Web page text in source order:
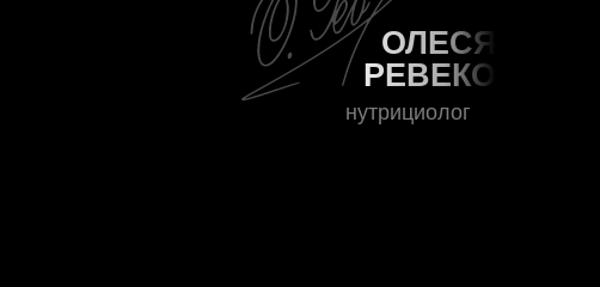
ОЛЕСЯ
РЕВЕКО
нутрициолог